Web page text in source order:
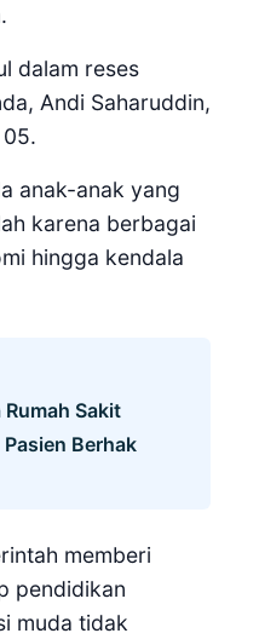
dalam reses
Andi Saharuddin,
anak-anak yang
karena berbagai
hingga kendala
Rumah Sakit
Berhak
memberi
pendidikan
muda tidak